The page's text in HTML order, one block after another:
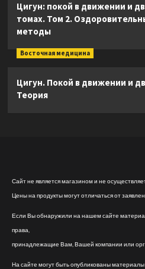
Цигун: покой в движении и
томах. Том 2.
методы
Восточная медицина
Цигун. Покой в движении и
Теория
Сайт не является магазином и не
Цены на продукты могут отличаться от
Если Вы обнаружили на нашем сайте
права,
принадлежащие Вам, Вашей компании или
На сайте могут быть опубликованы